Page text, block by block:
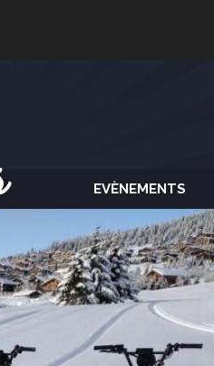
EVÈNEMENTS